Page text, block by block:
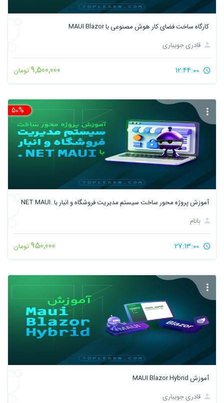
کارگاه ساخت فضای کار هوش مصنوعی با MAUI Blazor
قادری جویباری
9,500,000تومان
50%
آموزش پروژه‌ محور ساخت سیستم مدیریت فروشگاه و انبار با .NET MAUI
بانام
950,000تومان
آموزش MAUI Blazor Hybrid
قادری جویباری